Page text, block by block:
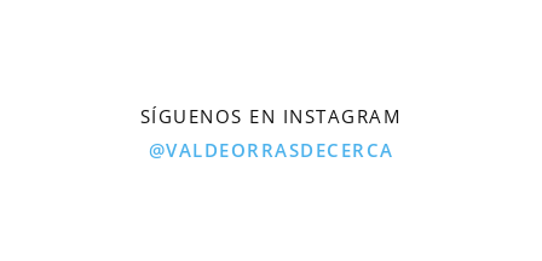
SÍGUENOS EN INSTAGRAM
@VALDEORRASDECERCA